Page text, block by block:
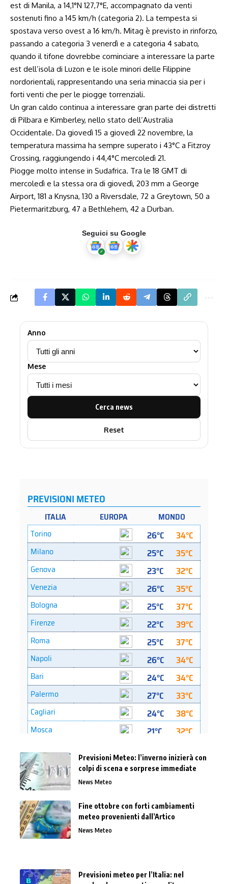
est di Manila, a 14,1°N 127,7°E, accompagnato da venti
sostenuti fino a 145 km/h (categoria 2). La tempesta si
spostava verso ovest a 16 km/h. Mitag è previsto in rinforzo,
passando a categoria 3 venerdì e a categoria 4 sabato,
quando il tifone dovrebbe cominciare a interessare la parte
est dell’isola di Luzon e le isole minori delle Filippine
nordorientali, rappresentando una seria minaccia sia per i
forti venti che per le piogge torrenziali.
Un gran caldo continua a interessare gran parte dei distretti
di Pilbara e Kimberley, nello stato dell’Australia
Occidentale. Da giovedì 15 a giovedì 22 novembre, la
temperatura massima ha sempre superato i 43°C a Fitzroy
Crossing, raggiungendo i 44,4°C mercoledì 21.
Piogge molto intense in Sudafrica. Tra le 18 GMT di
mercoledì e la stessa ora di giovedì, 203 mm a George
Airport, 181 a Knysna, 130 a Riversdale, 72 a Greytown, 50 a
Pietermaritzburg, 47 a Bethlehem, 42 a Durban.
Seguici su Google
Anno
Mese
Cerca news
Reset
Previsioni Meteo: l’inverno inizierà con
colpi di scena e sorprese immediate
News Meteo
Fine ottobre con forti cambiamenti
meteo provenienti dall’Artico
News Meteo
Previsioni meteo per l’Italia: nel